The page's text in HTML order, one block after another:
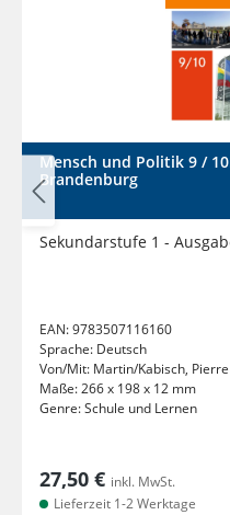
Mensch und Politik 9 /
Brandenburg
Sekundarstufe 1 -
EAN:9783507116160
Sprache: Deutsch
Von/Mit: Martin/Kabisch,
Maße:266 x 198 x 12 mm
Genre:Schule und Lernen
27,50 € inkl. MwSt.
Lieferzeit 1-2 Werktage